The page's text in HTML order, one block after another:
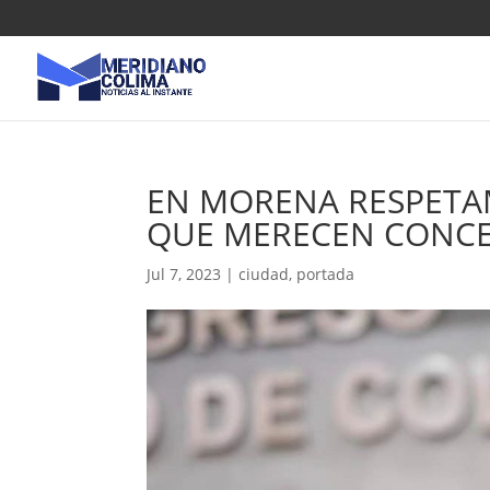
EN MORENA
QUE MERECEN
Jul 7, 2023 |ciudad, portada